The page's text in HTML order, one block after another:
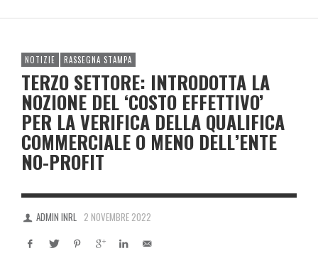
NOTIZIE RASSEGNA STAMPA
TERZO SETTORE: INTRODOTTA LA
NOZIONE DEL ‘COSTO EFFETTIVO’
PER LA VERIFICA DELLA QUALIFICA
COMMERCIALE O MENO DELL’ENTE
NO-PROFIT
ADMIN INRL 2 NOVEMBRE 2022